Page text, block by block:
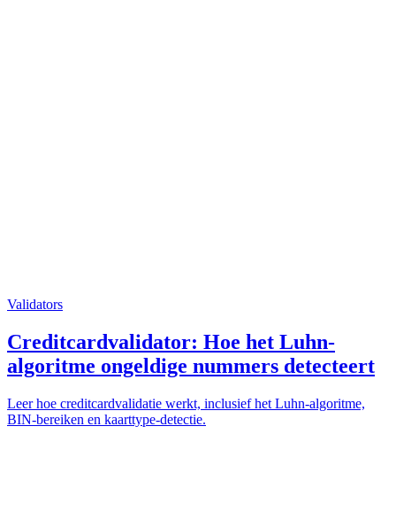
Validators
Creditcardvalidator: Hoe het Luhn-
algoritme ongeldige nummers detecteert
Leer hoe creditcardvalidatie werkt, inclusief het Luhn-algoritme,
BIN-bereiken en kaarttype-detectie.